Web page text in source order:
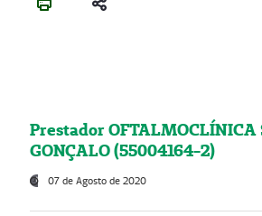
Prestador OFTALMOCLÍNICA
GONÇALO (55004164-2)
07 de Agosto de 2020